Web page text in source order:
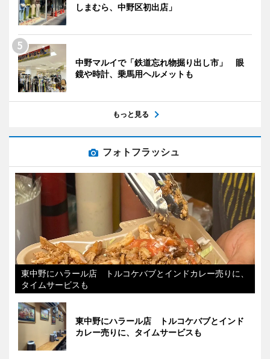
しまむら、中野区初出店」
中野マルイで「鉄道忘れ物掘り出し市」 眼
鏡や時計、乗馬用ヘルメットも
もっと見る
フォトフラッシュ
東中野にハラール店 トルコケバブとインドカレー売りに、
タイムサービスも
東中野にハラール店 トルコケバブとインド
カレー売りに、タイムサービスも